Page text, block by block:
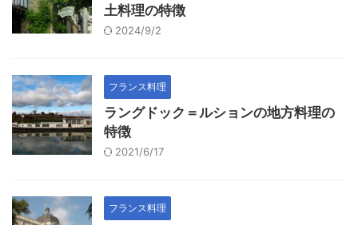
土料理の特徴
2024/9/2
フランス料理
ラングドック＝ルションの地方料理の
特徴
2021/6/17
フランス料理